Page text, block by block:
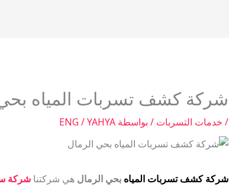
شركة كشف تسربات المياه
/ خدمات التسربات / بواسطة ENG / YAHYA
شركة كشف تسربات المياه بحي الرمال هي شركتنا شركة